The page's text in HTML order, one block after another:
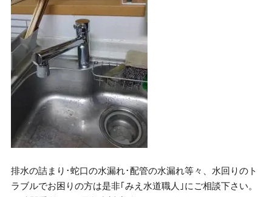
排水の詰まり･蛇口の水漏れ･配管の水漏れ等々、水回りのト
ラブルでお困りの方は是非｢みえ水道職人｣にご相談下さい。